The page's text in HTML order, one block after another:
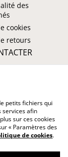
des
cookies
retours
petits fichiers qui
services afin
sur ces cookies
« Paramètres des
de cookies.